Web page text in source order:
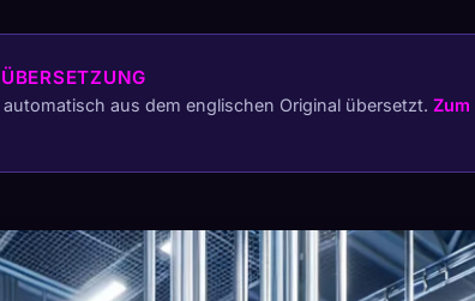
aus dem englischen Original übersetzt.